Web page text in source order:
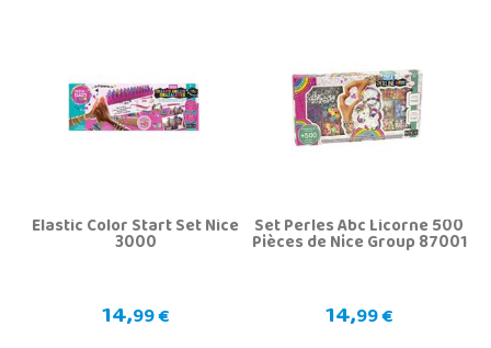
Elastic Color Start Set Nice
3000
14,99 €
Set Perles Abc Licorne 500
Pièces de Nice Group 87001
14,99 €